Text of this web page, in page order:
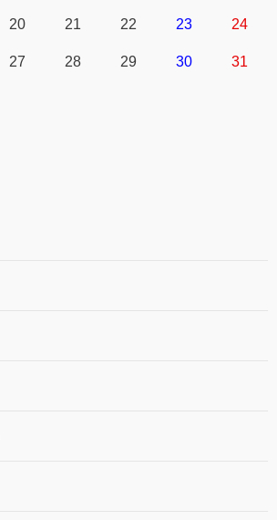
20 21 22 23 24
27 28 29 30
31